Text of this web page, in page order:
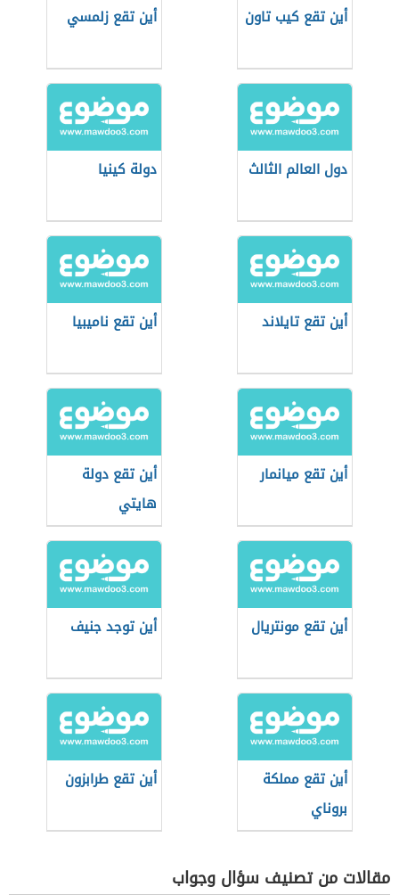
أين تقع كيب تاون أين تقع زلمسي
دول العالم الثالث دولة كينيا
أين تقع تايلاند أين تقع ناميبيا
أين تقع ميانمار
أين تقع دولة
هايتي
أين تقع مونتريال أين توجد جنيف
أين تقع مملكة
بروناي
أين تقع طرابزون
مقالات من تصنيف سؤال وجواب